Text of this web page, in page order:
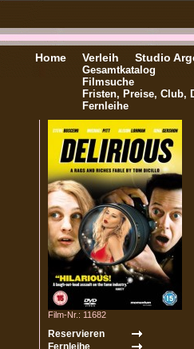
Home Verleih
Gesamtkatalog
Filmsuche
Fristen, Preise, Club,
Fernleihe
Studio
Film-Nr.: 11682